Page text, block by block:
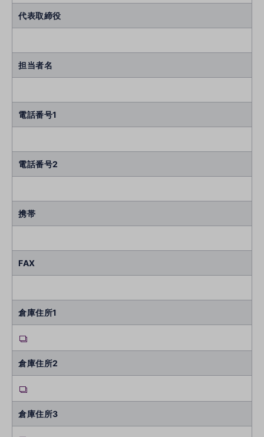
代表取締役
担当者名
電話番号1
電話番号2
携帯
FAX
倉庫住所1
倉庫住所2
倉庫住所3